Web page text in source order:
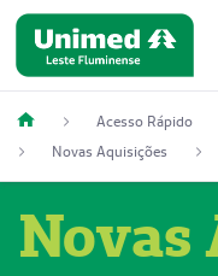
Acesso Rápido
Novas Aquisições
Novas